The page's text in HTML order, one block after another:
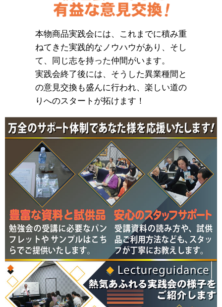
本物商品実践会には、これまでに積み重
ねてきた実践的なノウハウがあり、そし
て、同じ志を持った仲間がいます。
実践会終了後には、そうした異業種間と
の意見交換も盛んに行われ、楽しい道の
りへのスタートが拓けます！